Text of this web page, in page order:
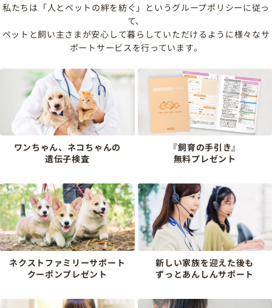
私たちは「人とペットの絆を紡ぐ」というグループポリシーに従っ
て、
ペットと飼い主さまが安心して暮らしていただけるように様々なサ
ポートサービスを行っています。
ワンちゃん、ネコちゃんの
遺伝子検査
『飼育の手引き』
無料プレゼント
ネクストファミリーサポート
クーポンプレゼント
新しい家族を迎えた後も
ずっとあんしんサポート